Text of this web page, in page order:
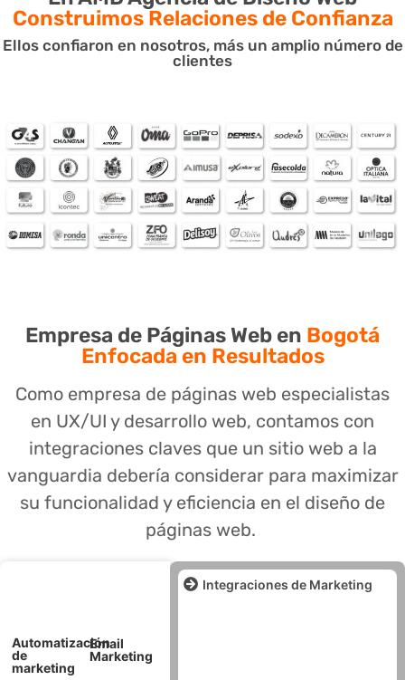
Diseño web Bogotá
personalizado,
totalmente pensado en el
Construimos Relaciones de Confianza
Ellos confiaron en nosotros, más un amplio número de
clientes
Empresa de Páginas Web en Bogotá
Enfocada en Resultados
Como empresa de páginas web especialistas
en UX/UI y desarrollo web, contamos con
integraciones claves que un sitio web a la
vanguardia debería considerar para maximizar
su funcionalidad y eficiencia en el diseño de
páginas web.
Integraciones de Marketing
Automatización
de
marketing
Email
Marketing